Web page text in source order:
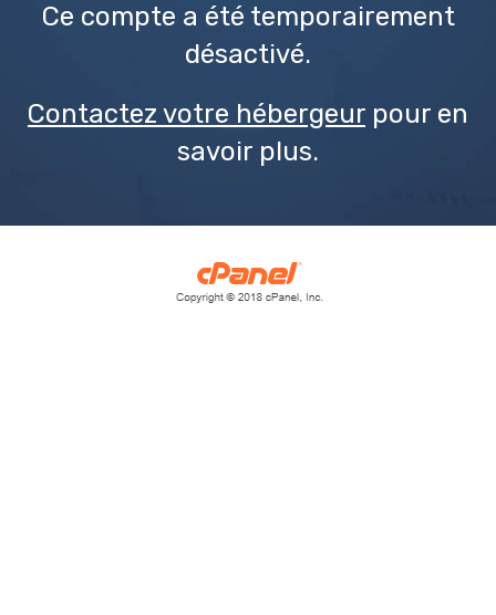
Ce compte a été temporairement
désactivé.
Contactez votre hébergeur pour en
savoir plus.